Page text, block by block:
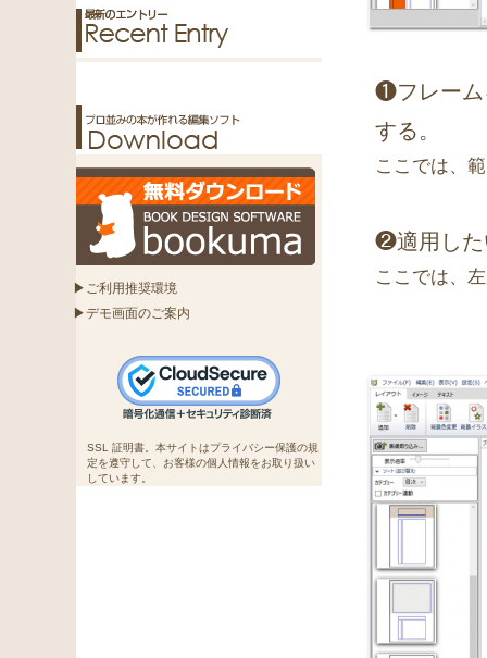
❶フレーム
する。
ここでは、
❷適用した
ここでは、
▶ご利用推奨環境
▶デモ画面のご案内
SSL 証明書。本サイトはプライバシー保護の規
定を遵守して、お客様の個人情報をお取り扱い
しています。